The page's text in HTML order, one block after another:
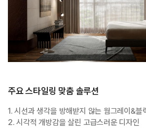
주요 스타일링 맞춤 솔루션
1. 시선과 생각을 방해받지 않는 웜그레이&블
2. 시각적 개방감을 살린 고급스러운 디자인